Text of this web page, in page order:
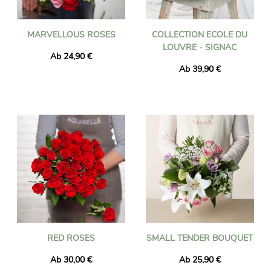
MARVELLOUS ROSES
Ab 24,90 €
COLLECTION ECOLE DU
LOUVRE - SIGNAC
Ab 39,90 €
RED ROSES
Ab 30,00 €
SMALL TENDER BOUQUET
Ab 25,90 €